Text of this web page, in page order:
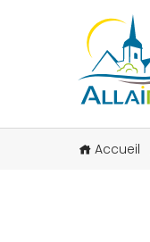
Accueil